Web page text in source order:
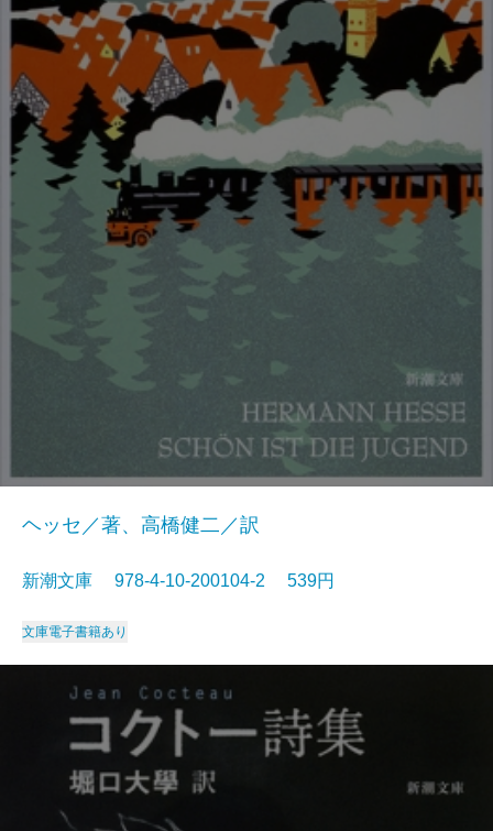
ヘッセ／著、高橋健二／訳
新潮文庫 978-4-10-200104-2 539円
文庫電子書籍あり